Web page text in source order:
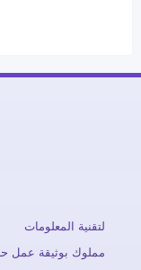
لتقنية المعلومات